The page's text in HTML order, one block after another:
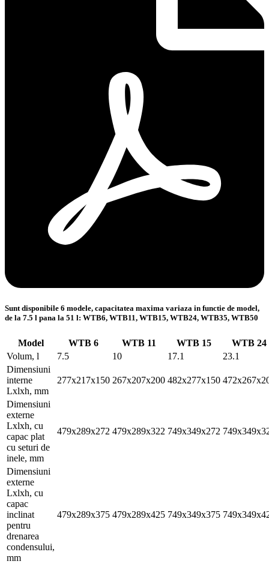
Sunt disponibile 6 modele, capacitatea maxima variaza in functie de model,
de la 7.5 l pana la 51 l: WTB6, WTB11, WTB15, WTB24, WTB35, WTB50
Model WTB 6 WTB 11 WTB 15
WTB 24
Volum, l
7.5 10 17.1
23.1
Dimensiuni
interne
Lxlxh, mm
277x217x150 267x207x200 482x277x150
Dimensiuni
externe
Lxlxh, cu
capac plat
cu seturi de
inele, mm
479x289x272 479x289x322 749x349x272
Dimensiuni
externe
Lxlxh, cu
capac
inclinat
pentru
drenarea
condensului,
mm
479x289x375 479x289x425 749x349x375